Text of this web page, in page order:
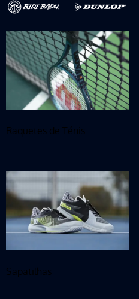
Raquetes de Ténis
Sapatilhas